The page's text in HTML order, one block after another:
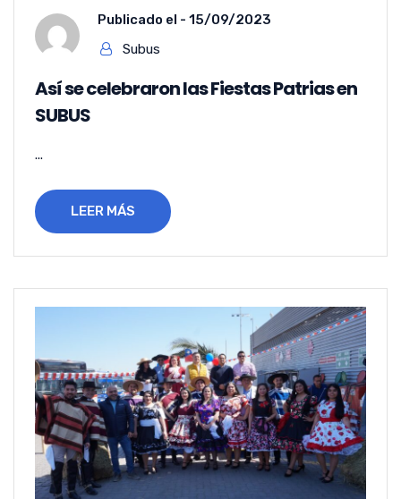
Publicado el - 15/09/2023
Subus
Así se celebraron las Fiestas Patrias en
SUBUS
...
LEER MÁS